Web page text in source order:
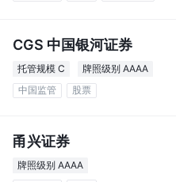
CGS 中国银河证券
托管规模 C
牌照级别 AAAA
中国监管
股票
甬兴证券
牌照级别 AAAA